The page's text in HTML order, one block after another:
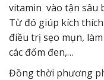
vitamin vào tận sâu
Từ đó giúp kích
điều trị sẹo mụn,
các đốm đen,…
Đồng thời phương